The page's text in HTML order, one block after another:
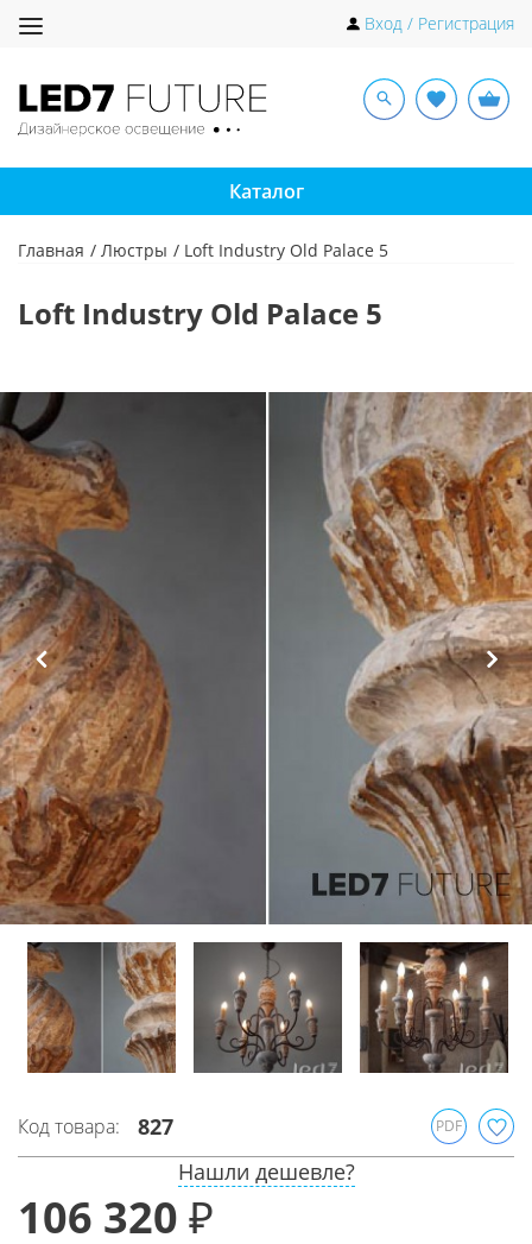
Toggle
Вход / Регистрация
Каталог
Главная Люстры Loft Industry Old Palace 5
Loft Industry Old Palace 5
Previous Next
Код товара: 827 PDF
106 320 ₽
Нашли дешевле?